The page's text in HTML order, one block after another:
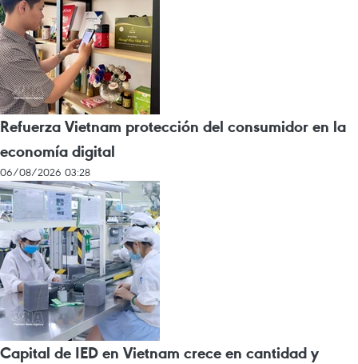
Refuerza Vietnam protección del consumidor en la
economía digital
06/08/2026 03:28
Capital de IED en Vietnam crece en cantidad y